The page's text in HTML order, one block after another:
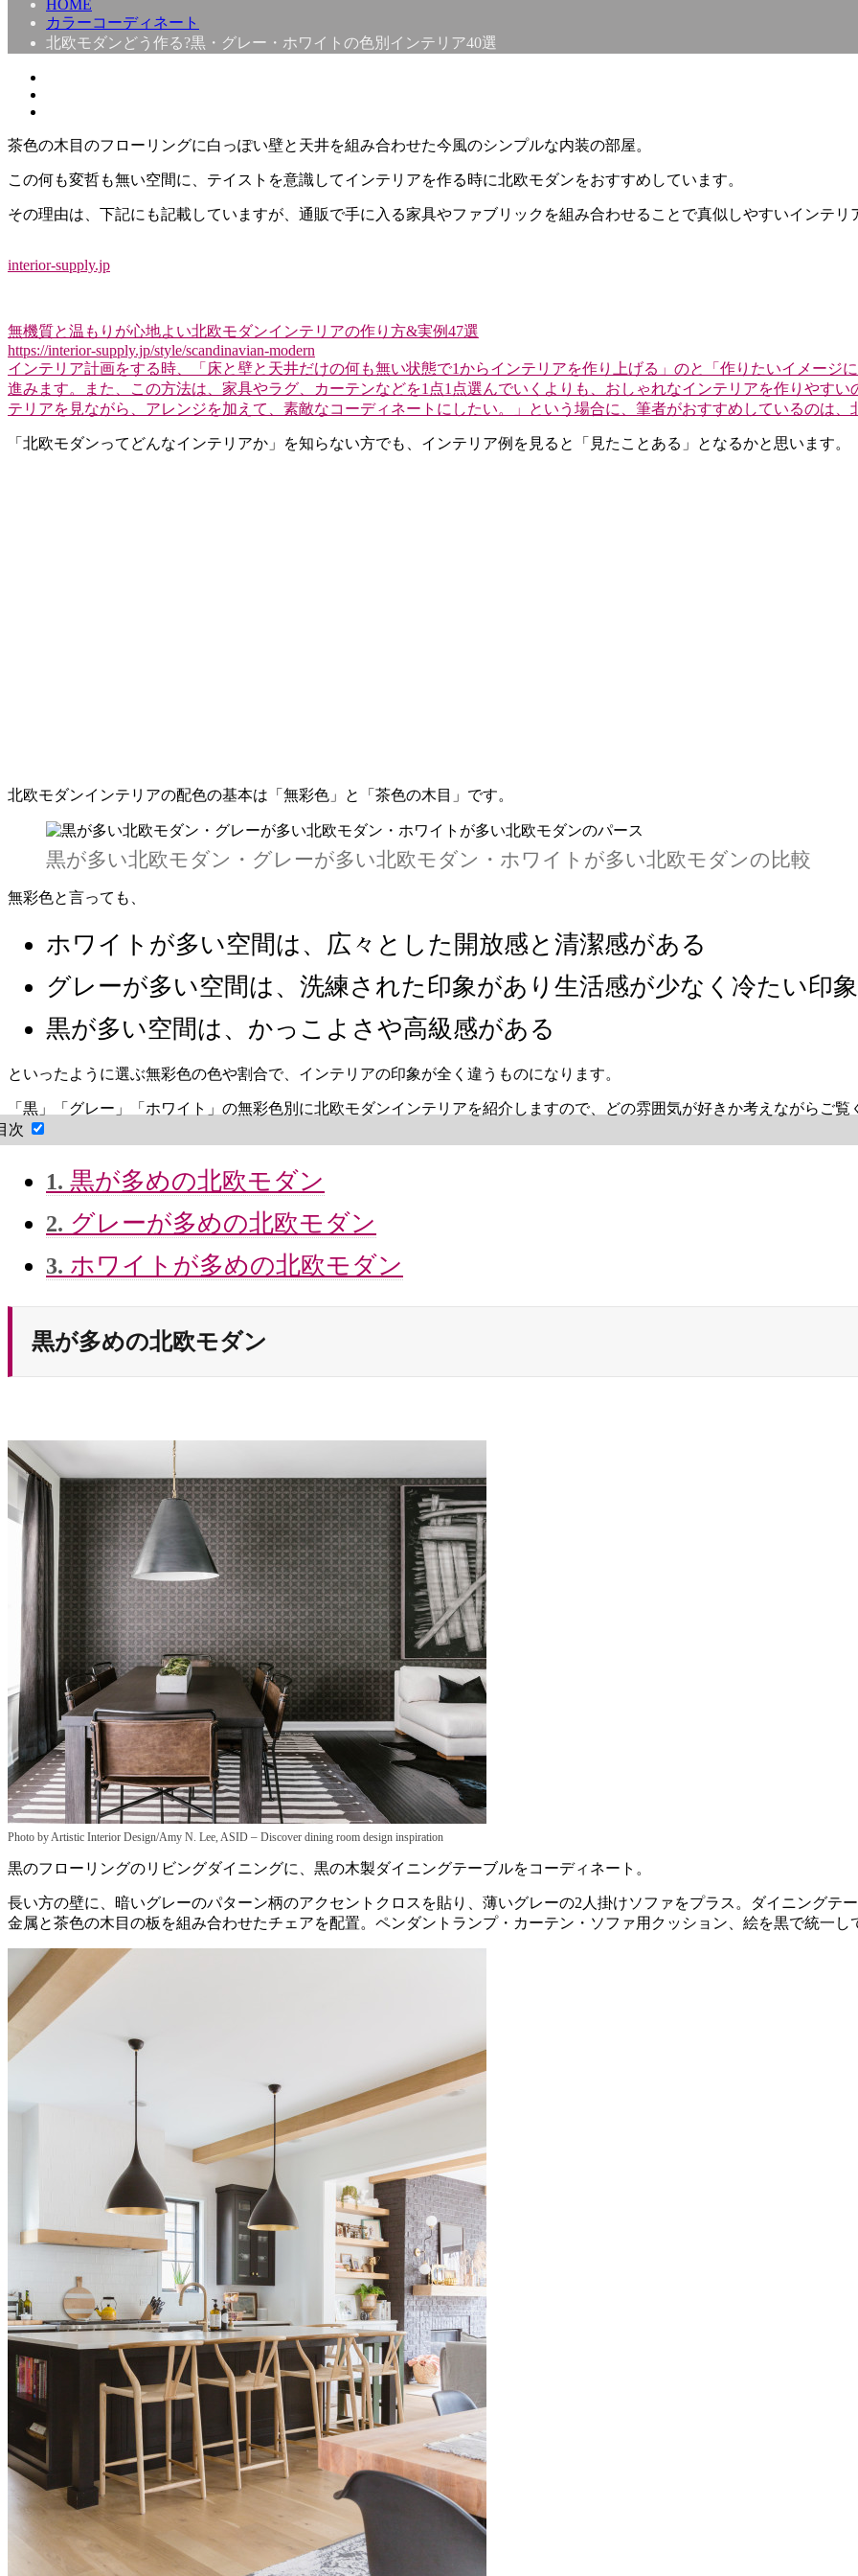
HOME
カラーコーディネート
北欧モダンどう作る?黒・グレー・ホワイトの色別インテリア40選
茶色の木目のフローリングに白っぽい壁と天井を組み合わせた今風のシンプルな内装の部屋。
この何も変哲も無い空間に、テイストを意識してインテリアを作る時に北欧モダンをおすすめしています。
その理由は、下記にも記載していますが、通販で手に入る家具やファブリックを組み合わせることで真似しやすいインテリ
interior-supply.jp
無機質と温もりが心地よい北欧モダンインテリアの作り方&実例47選
https://interior-supply.jp/style/scandinavian-modern
インテリア計画をする時、「床と壁と天井だけの何も無い状態で1からインテリアを作り上げる」のと「作りたいイメージ
進みます。また、この方法は、家具やラグ、カーテンなどを1点1点選んでいくよりも、おしゃれなインテリアを作りやす
テリアを見ながら、アレンジを加えて、素敵なコーディネートにしたい。」という場合に、筆者がおすすめしているのは、
「北欧モダンってどんなインテリアか」を知らない方でも、インテリア例を見ると「見たことある」となるかと思います。
北欧モダンインテリアの配色の基本は「無彩色」と「茶色の木目」です。
黒が多い北欧モダン・グレーが多い北欧モダン・ホワイトが多い北欧モダンの比較
無彩色と言っても、
ホワイトが多い空間は、広々とした開放感と清潔感がある
グレーが多い空間は、洗練された印象があり生活感が少なく冷たい印象
黒が多い空間は、かっこよさや高級感がある
といったように選ぶ無彩色の色や割合で、インテリアの印象が全く違うものになります。
「黒」「グレー」「ホワイト」の無彩色別に北欧モダンインテリアを紹介しますので、どの雰囲気が好きか考えながらご覧
次
1. 黒が多めの北欧モダン
2. グレーが多めの北欧モダン
3. ホワイトが多めの北欧モダン
黒が多めの北欧モダン
Photo by Artistic Interior Design/Amy N. Lee, ASID – Discover dining room design inspiration
黒のフローリングのリビングダイニングに、黒の木製ダイニングテーブルをコーディネート。
長い方の壁に、暗いグレーのパターン柄のアクセントクロスを貼り、薄いグレーの2人掛けソファをプラス。ダイニングテ
金属と茶色の木目の板を組み合わせたチェアを配置。ペンダントランプ・カーテン・ソファ用クッション、絵を黒で統一し